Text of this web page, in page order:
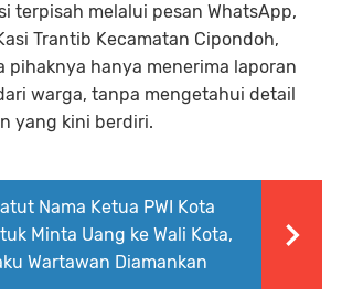
terpisah melalui pesan WhatsApp,
Trantib Kecamatan Cipondoh,
pihaknya hanya menerima laporan
warga, tanpa mengetahui detail
yang kini berdiri.
Nama Ketua PWI Kota
Minta Uang ke Wali Kota,
Wartawan Diamankan